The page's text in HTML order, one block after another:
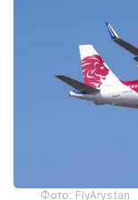
Фото: FlyArystan